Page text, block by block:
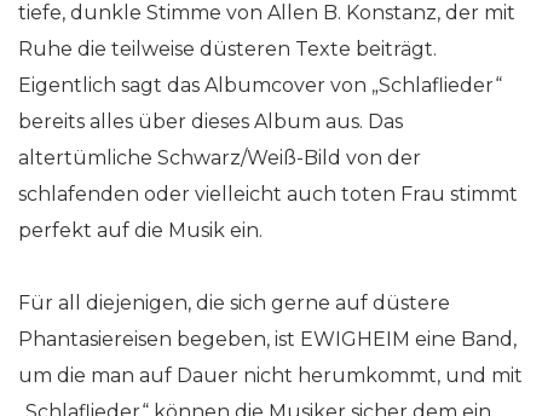
tiefe, dunkle Stimme von Allen B. Konstanz, der mit
Ruhe die teilweise düsteren Texte beiträgt.
Eigentlich sagt das Albumcover von „Schlaflieder“
bereits alles über dieses Album aus. Das
altertümliche Schwarz/Weiß-Bild von der
schlafenden oder vielleicht auch toten Frau stimmt
perfekt auf die Musik ein.
Für all diejenigen, die sich gerne auf düstere
Phantasiereisen begeben, ist EWIGHEIM eine Band,
um die man auf Dauer nicht herumkommt, und mit